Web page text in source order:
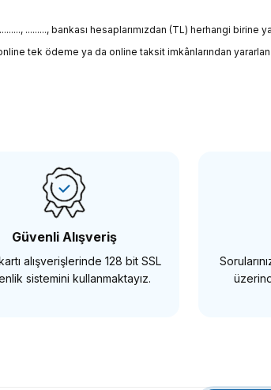
........., bankası hesaplarımızdan (TL) herhangi birine
tek ödeme ya da online taksit imkânlarından
Güvenli Alışveriş
alışverişlerinde 128 bit SSL
sistemini kullanmaktayız.